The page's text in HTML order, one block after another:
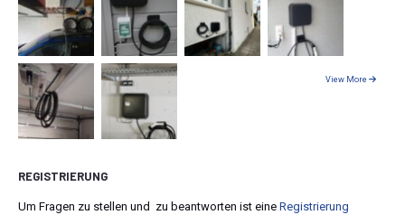
View More
REGISTRIERUNG
Um Fragen zu stellen und zu beantworten ist eine Registrierung